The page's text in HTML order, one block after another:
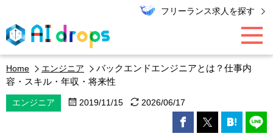
フリーランス求人を探す
AI / データ領域
Home エンジニア
バックエンドエンジニアとは？仕事内
容・スキル・年収・将来性
エンジニア 2019/11/15 2026/06/17